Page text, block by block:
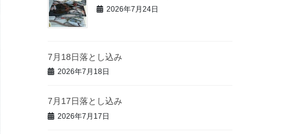
2026年7月24日
7月18日落とし込み
2026年7月18日
7月17日落とし込み
2026年7月17日